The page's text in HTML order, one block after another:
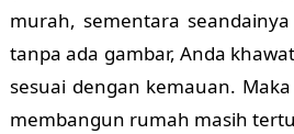
murah, sementara
tanpa ada gambar, Anda
sesuai dengan kemauan.
membangun rumah masih